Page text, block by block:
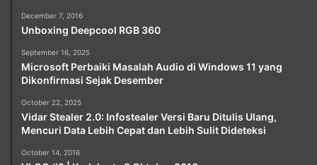
December 7, 2016
Unboxing Deepcool RGB 360
September 16, 2025
Microsoft Perbaiki Masalah Audio di Windows 11 yang
Dikonfirmasi Sejak Desember
October 22, 2025
Vidar Stealer 2.0: Infostealer Versi Baru Ditulis Ulang,
Mencuri Data Lebih Cepat dan Lebih Sulit Dideteksi
October 14, 2016